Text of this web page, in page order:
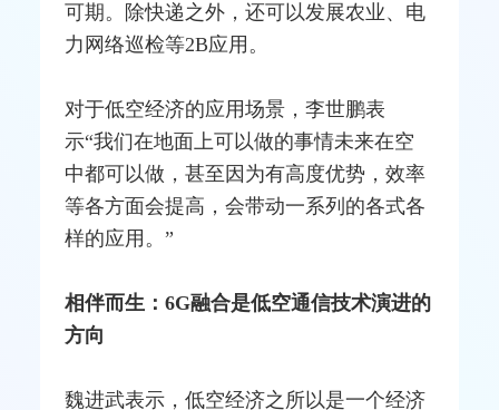
可期。除快递之外，还可以发展农业、电
力 网络巡检等2B应用。
对于低空经济的应用场景，李世鹏表
示“我们在地面上可以做的事情未来在空
中都可以做，甚至因为有高度优势，效率
等各方面会提高，会带动一系列的各式各
样的应用。”
相伴而生 ：6G融合是低空通信技术演进的
方向
魏进武表示，低空经济之所以是一个经济